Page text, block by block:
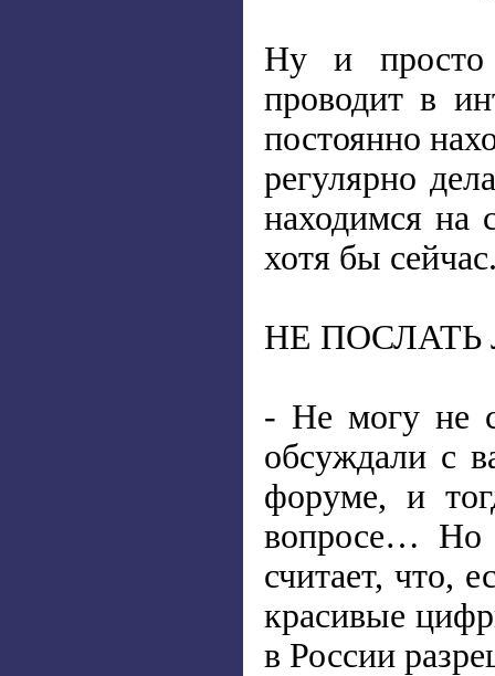
Ну и просто
проводит в
постоянно
регулярно
находимся на
хотя бы
НЕ
- Не могу не
обсуждали с
форуме, и
вопросе… Но
считает, что,
красивые
в России